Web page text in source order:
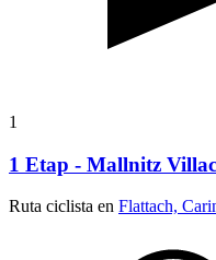
1
1 Etap - Mallnitz
Ruta ciclista en Flattach,